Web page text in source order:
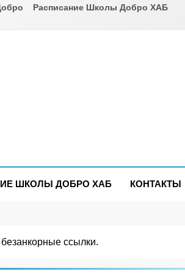
Расписание Школы Добро ХАБ
ШКОЛЫ ДОБРО ХАБ КОНТАКТЫ
ссылки.